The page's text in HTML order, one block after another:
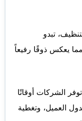
تبدو
يعكس ذوقًا رفيعاً
الشركات أوقاتًا
العميل، وتغطية